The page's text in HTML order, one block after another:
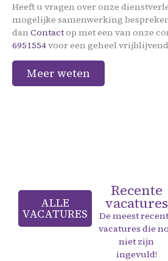
Heeft u vragen over onze
mogelijke samenwerking
dan Contactop met een van onze
6951554voor een geheel
Meer weten
ALLE
VACATURES
Recente
vacatures
De meest
vacatures die
niet zijn
ingevuld!